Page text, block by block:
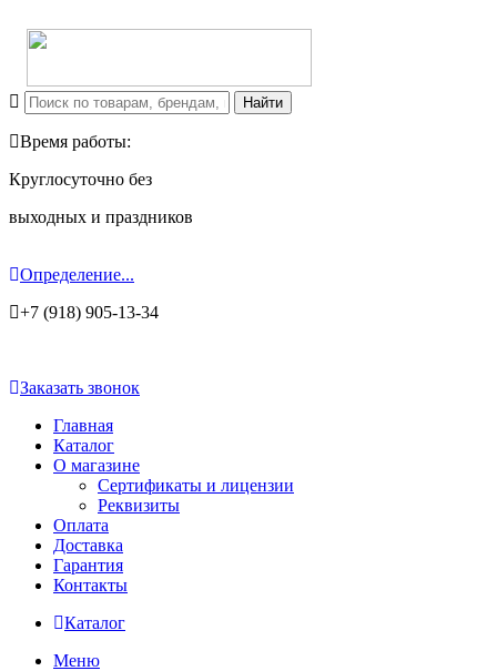
Время работы:
Круглосуточно без
выходных и праздников
Определение...
+7 (918) 905-13-34
Заказать звонок
Главная
Каталог
О магазине
Сертификаты и лицензии
Реквизиты
Оплата
Доставка
Гарантия
Контакты
Каталог
Меню